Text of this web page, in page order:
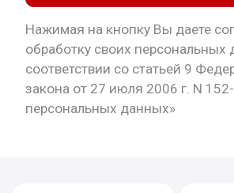
Нажимая на кнопку Вы даете
обработку своих персональных
соответствии со статьей 9
закона от 27 июля 2006 г. N
персональных данных»